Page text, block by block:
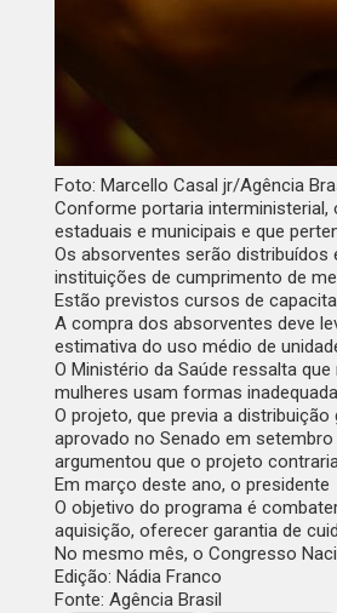
Foto: Marcello Casal jr/Agência
Conforme portaria interministerial,
estaduais e municipais e que
Os absorventes serão distribuídos
instituições de cumprimento de
Estão previstos cursos de
A compra dos absorventes deve
estimativa do uso médio de
O Ministério da Saúde ressalta
mulheres usam formas
O projeto, que previa a
aprovado no Senado em
argumentou que o projeto
Em março deste ano, o
O objetivo do programa é
aquisição, oferecer garantia de
No mesmo mês, o Congresso
Edição: Nádia Franco
Fonte: Agência Brasil